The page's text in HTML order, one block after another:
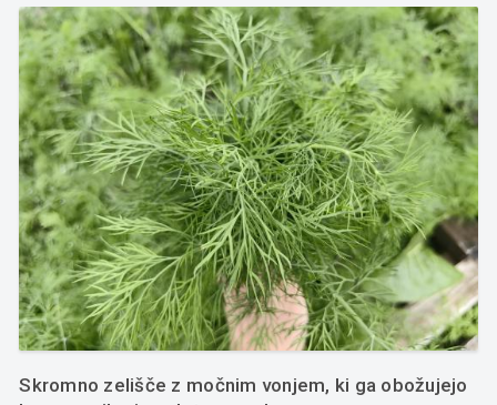
Skromno zelišče z močnim vonjem, ki ga obožujejo